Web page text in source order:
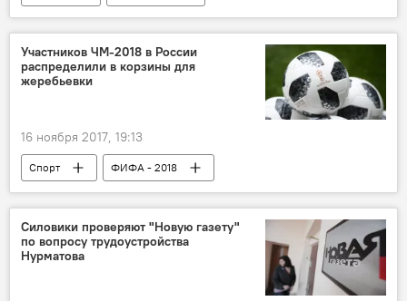
научные исследования
рак
лечение онкологии
Участников ЧМ-2018 в России
распределили в корзины для
жеребьевки
16 ноября 2017, 19:13
Спорт
ФИФА - 2018
Новости ЧМ-2018
ФИФА
Чемпионат мира по футболу 2018
Силовики проверяют "Новую газету"
по вопросу трудоустройства
Нурматова